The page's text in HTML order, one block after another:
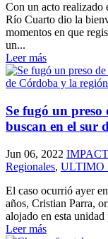
Con un acto
Río Cuarto dio la
momentos en que
un...
Leer más
Se fugó un
buscan en el sur
Jun 06, 2022
Regionales, ULTIMO
El caso ocurrió ayer
años, Cristian Parra,
alojado en esta
Leer más